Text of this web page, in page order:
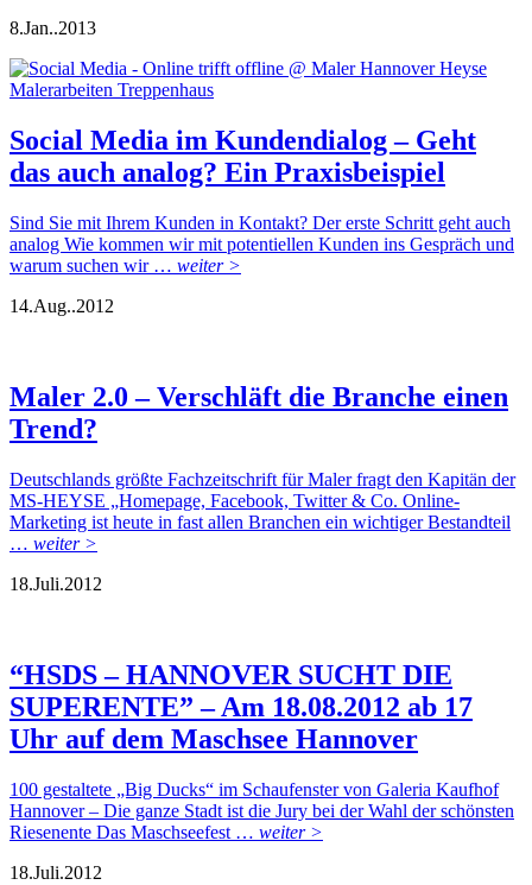
8.Jan..2013
Social Media im Kundendialog – Geht
das auch analog? Ein Praxisbeispiel
Sind Sie mit Ihrem Kunden in Kontakt? Der erste Schritt geht auch
analog Wie kommen wir mit potentiellen Kunden ins Gespräch und
warum suchen wir … weiter >
14.Aug..2012
Maler 2.0 – Verschläft die Branche einen
Trend?
Deutschlands größte Fachzeitschrift für Maler fragt den Kapitän der
MS-HEYSE „Homepage, Facebook, Twitter & Co. Online-
Marketing ist heute in fast allen Branchen ein wichtiger Bestandteil
… weiter >
18.Juli.2012
“HSDS – HANNOVER SUCHT DIE
SUPERENTE” – Am 18.08.2012 ab 17
Uhr auf dem Maschsee Hannover
100 gestaltete „Big Ducks“ im Schaufenster von Galeria Kaufhof
Hannover – Die ganze Stadt ist die Jury bei der Wahl der schönsten
Riesenente Das Maschseefest … weiter >
18.Juli.2012